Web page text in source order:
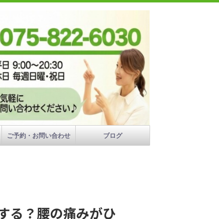
ご予約・お問い合わせ ブログ
る？腰の痛みがひ